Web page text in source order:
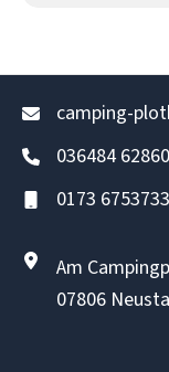
camping-
036484 62860
0173 6753733
Am
07806